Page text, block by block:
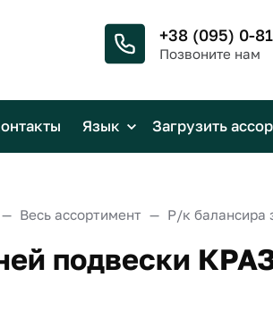
+38 (095) 0-
Позвоните нам
Язык Загрузить
Весь ассортимент
подвески